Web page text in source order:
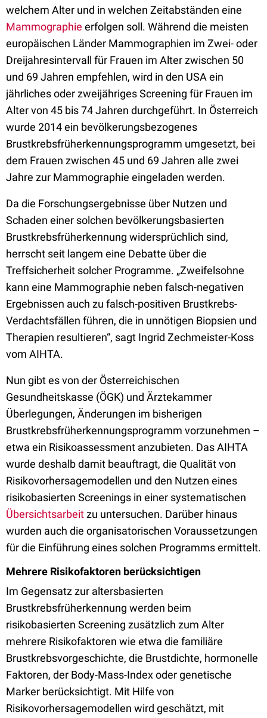
welchem Alter und in welchen Zeitabständen eine
Mammographie erfolgen soll. Während die meisten
europäischen Länder Mammographien im Zwei- oder
Dreijahresintervall für Frauen im Alter zwischen 50
und 69 Jahren empfehlen, wird in den USA ein
jährliches oder zweijähriges Screening für Frauen im
Alter von 45 bis 74 Jahren durchgeführt. In Österreich
wurde 2014 ein bevölkerungsbezogenes
Brustkrebsfrüherkennungsprogramm umgesetzt, bei
dem Frauen zwischen 45 und 69 Jahren alle zwei
Jahre zur Mammographie eingeladen werden.
Da die Forschungsergebnisse über Nutzen und
Schaden einer solchen bevölkerungsbasierten
Brustkrebsfrüherkennung widersprüchlich sind,
herrscht seit langem eine Debatte über die
Treffsicherheit solcher Programme. „Zweifelsohne
kann eine Mammographie neben falsch-negativen
Ergebnissen auch zu falsch-positiven Brustkrebs-
Verdachtsfällen führen, die in unnötigen Biopsien und
Therapien resultieren“, sagt Ingrid Zechmeister-Koss
vom AIHTA.
Nun gibt es von der Österreichischen
Gesundheitskasse (ÖGK) und Ärztekammer
Überlegungen, Änderungen im bisherigen
Brustkrebsfrüherkennungsprogramm vorzunehmen –
etwa ein Risikoassessment anzubieten. Das AIHTA
wurde deshalb damit beauftragt, die Qualität von
Risikovorhersagemodellen und den Nutzen eines
risikobasierten Screenings in einer systematischen
Übersichtsarbeitzu untersuchen. Darüber hinaus
wurden auch die organisatorischen Voraussetzungen
für die Einführung eines solchen Programms ermittelt.
Mehrere Risikofaktoren berücksichtigen
Im Gegensatz zur altersbasierten
Brustkrebsfrüherkennung werden beim
risikobasierten Screening zusätzlich zum Alter
mehrere Risikofaktoren wie etwa die familiäre
Brustkrebsvorgeschichte, die Brustdichte, hormonelle
Faktoren, der Body-Mass-Index oder genetische
Marker berücksichtigt. Mit Hilfe von
Risikovorhersagemodellen wird geschätzt, mit